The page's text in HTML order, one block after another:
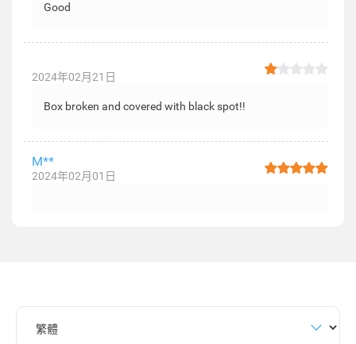
Good
2024年02月21日
Box broken and covered with black spot!!
M**
2024年02月01日